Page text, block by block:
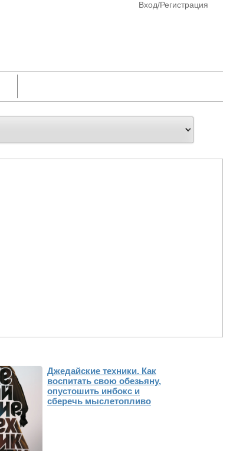
Вход/Регистрация
Джедайские техники. Как
воспитать свою обезьяну,
опустошить инбокс и
сберечь мыслетопливо